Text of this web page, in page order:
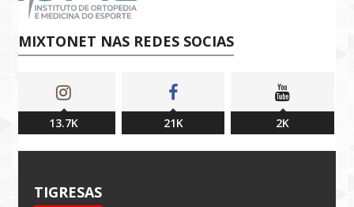
MIXTONET NAS REDES SOCIAS
13.7K 21K 2K
TIGRESAS